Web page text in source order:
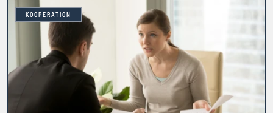
KOOPERATION